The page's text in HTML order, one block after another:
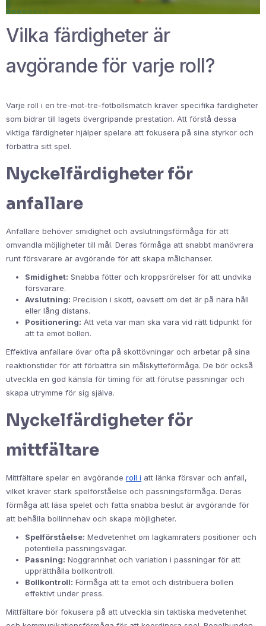
Vilka färdigheter är
avgörande för varje roll?
Varje roll i en tre-mot-tre-fotbollsmatch kräver specifika färdigheter
som bidrar till lagets övergripande prestation. Att förstå dessa
viktiga färdigheter hjälper spelare att fokusera på sina styrkor och
förbättra sitt spel.
Nyckelfärdigheter för
anfallare
Anfallare behöver smidighet och avslutningsförmåga för att
omvandla möjligheter till mål. Deras förmåga att snabbt manövrera
runt försvarare är avgörande för att skapa målchanser.
Smidighet: Snabba fötter och kroppsrörelser för att undvika
försvarare.
Avslutning: Precision i skott, oavsett om det är på nära håll
eller lång distans.
Positionering: Att veta var man ska vara vid rätt tidpunkt för
att ta emot bollen.
Effektiva anfallare övar ofta på skottövningar och arbetar på sina
reaktionstider för att förbättra sin målskytteförmåga. De bör också
utveckla en god känsla för timing för att förutse passningar och
skapa utrymme för sig själva.
Nyckelfärdigheter för
mittfältare
Mittfältare spelar en avgörande roll i att länka försvar och anfall,
vilket kräver stark spelförståelse och passningsförmåga. Deras
förmåga att läsa spelet och fatta snabba beslut är avgörande för
att behålla bollinnehav och skapa möjligheter.
Spelförståelse: Medvetenhet om lagkamraters positioner och
potentiella passningsvägar.
Passning: Noggrannhet och variation i passningar för att
upprätthålla bollkontroll.
Bollkontroll: Förmåga att ta emot och distribuera bollen
effektivt under press.
Mittfältare bör fokusera på att utveckla sin taktiska medvetenhet